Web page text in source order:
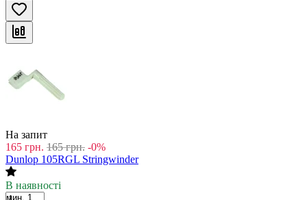
На запит
165 грн. 165 грн. -0%
Dunlop 105RGL Stringwinder
В наявності
мин. 1